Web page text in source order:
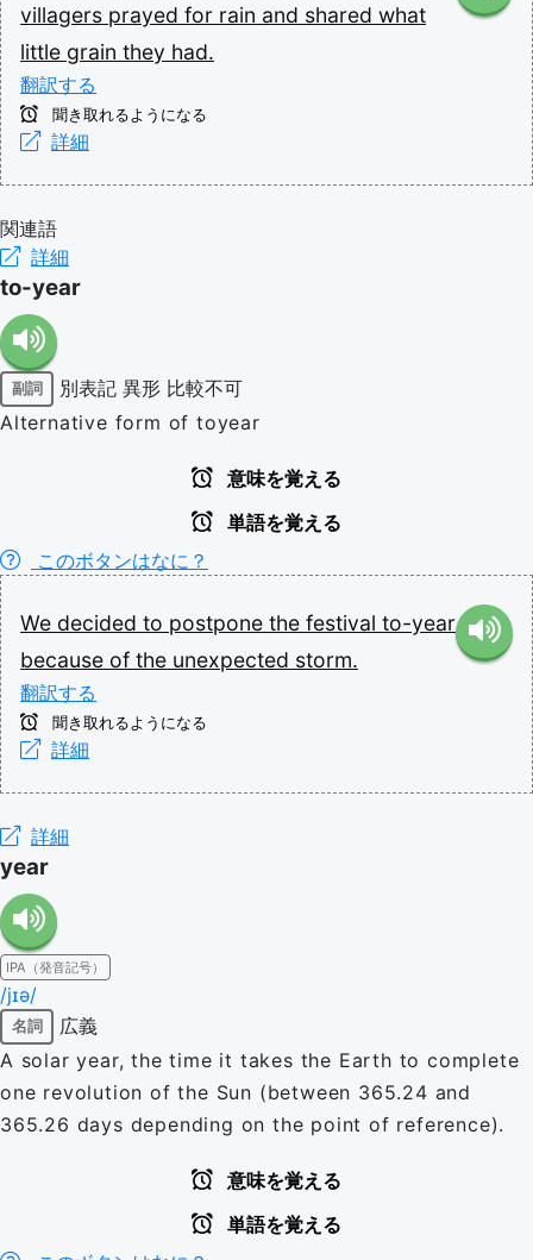
villagers prayed for rain and shared what
little grain they had.
翻訳する
聞き取れるようになる
詳細
関連語
詳細
to-year
副詞 別表記 異形 比較不可
Alternative form of toyear
意味を覚える
単語を覚える
このボタンはなに？
We decided to postpone the festival to-year
because of the unexpected storm.
翻訳する
聞き取れるようになる
詳細
詳細
year
IPA（発音記号）
/jɪə/
名詞
広義
A solar year, the time it takes the Earth to complete
one revolution of the Sun (between 365.24 and
365.26 days depending on the point of reference).
意味を覚える
単語を覚える